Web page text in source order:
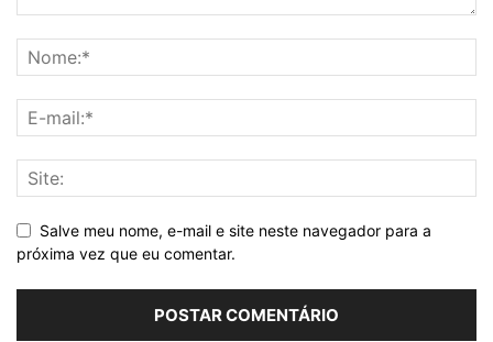
Salve meu nome, e-mail e site neste navegador para a
próxima vez que eu comentar.